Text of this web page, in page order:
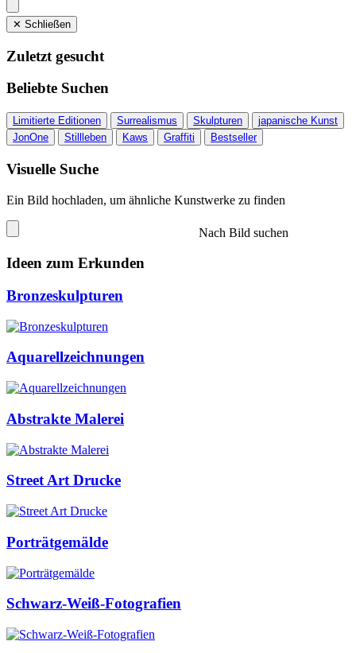
✕ Schließen
Zuletzt gesucht
Beliebte Suchen
Limitierte Editionen Surrealismus Skulpturen
japanische Kunst
JonOne
Stillleben Kaws Graffiti Bestseller
Visuelle Suche
Ein Bild hochladen, um ähnliche Kunstwerke zu finden
Nach Bild suchen
Ideen zum Erkunden
Bronzeskulpturen
Aquarellzeichnungen
Abstrakte Malerei
Street Art Drucke
Porträtgemälde
Schwarz-Weiß-Fotografien